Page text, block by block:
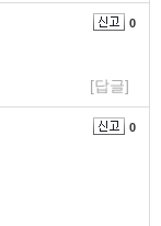
0
[답글]
0